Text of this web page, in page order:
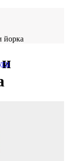
йорка